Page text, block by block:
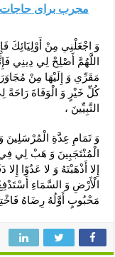
مجرب برای
وَ اجْعَلْنِي مِنْ أَوْلِيَائِكَ
اللَّهُمَّ أَصْلِحْ لِي دِينِي
مَقَرِّي وَ إِلَيْهَا مِنْ
كُلِّ خَيْرٍ وَ الْوَفَاةَ
النَّبِيِّينَ ،
وَ تَمَامِ عِدَّةِ الْمُرْسَلِينَ
الْمُنْتَجَبِينَ وَ هَبْ لِي فِي
إِلا أَذْهَبْتَهُ وَ لا عَدُوّا
الْأَرْضِ وَ السَّمَاءِ
مَحْبُوبٍ أَوَّلُهُ رِضَاهُ